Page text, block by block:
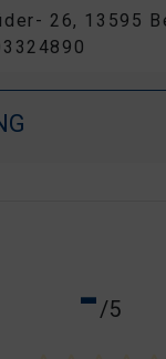
26, 13595
-/5